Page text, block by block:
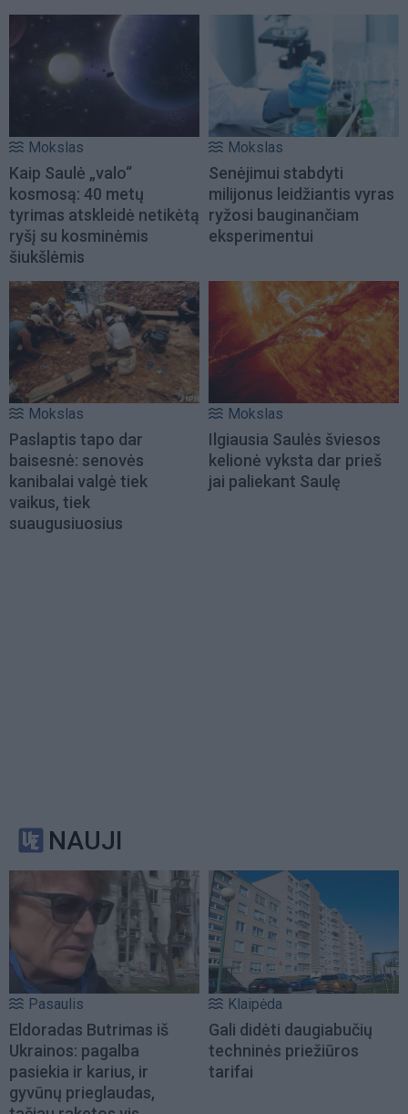
Mokslas
Kaip Saulė „valo“
kosmosą: 40 metų
tyrimas atskleidė netikėtą
ryšį su kosminėmis
šiukšlėmis
Mokslas
Senėjimui stabdyti
milijonus leidžiantis vyras
ryžosi bauginančiam
eksperimentui
Mokslas
Paslaptis tapo dar
baisesnė: senovės
kanibalai valgė tiek
vaikus, tiek
suaugusiuosius
Mokslas
Ilgiausia Saulės šviesos
kelionė vyksta dar prieš
jai paliekant Saulę
NAUJI
Pasaulis
Eldoradas Butrimas iš
Ukrainos: pagalba
pasiekia ir karius, ir
gyvūnų prieglaudas,
Klaipėda
Gali didėti daugiabučių
techninės priežiūros
tarifai